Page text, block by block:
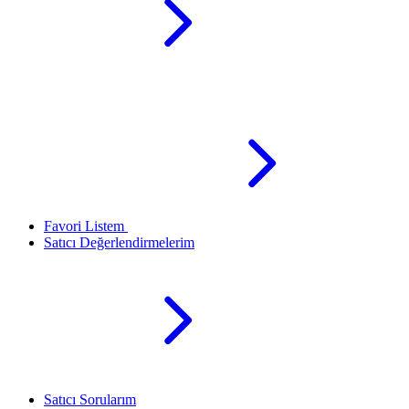
Favori Listem
Satıcı Değerlendirmelerim
Satıcı Sorularım